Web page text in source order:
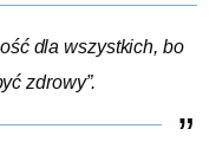
dla wszystkich, bo
zdrowy”.